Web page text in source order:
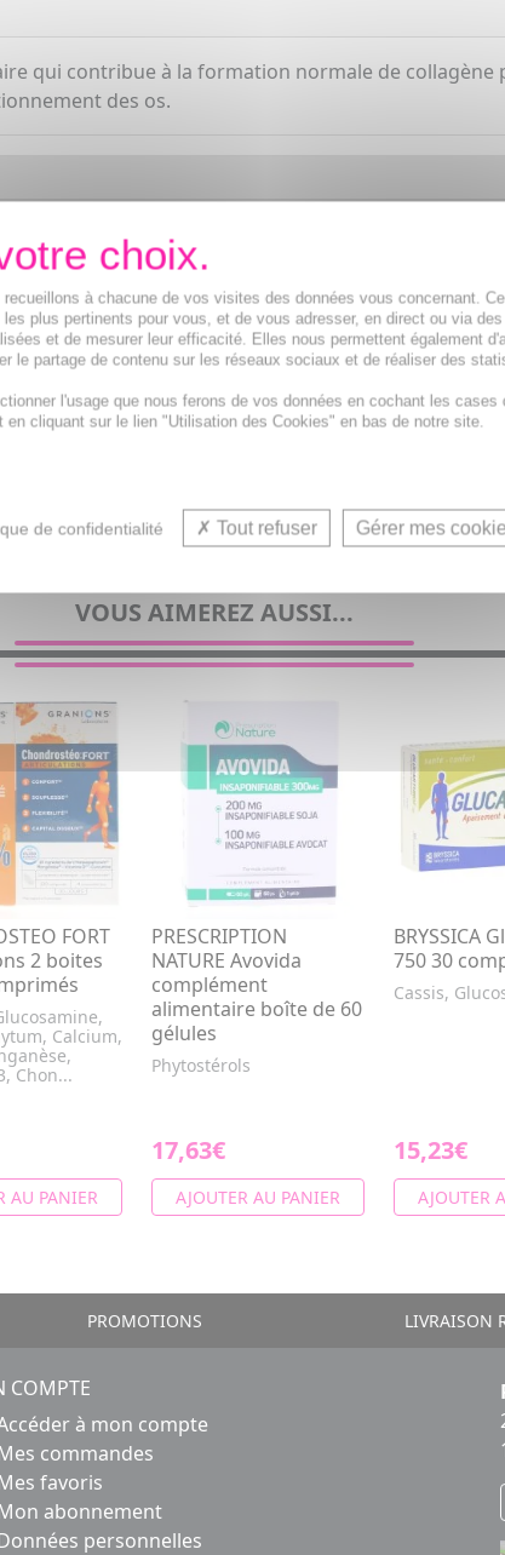
qui contribue à la formation normale de
des os.
VOUS AIMEREZ AUSSI...
FORT
2 boites
Calcium,
Chon...
AU PANIER
PRESCRIPTION
NATURE Avovida
complément
alimentaire boîte de 60
gélules
Phytostérols
17,63€
AJOUTER AU PANIER
BRYSSICA
750 30
Cassis,
15,23€
AJOUTER
PROMOTIONS LIVRAISON
COMPTE
à mon compte
commandes
favoris
abonnement
personnelles
à chacune de vos visites des données vous concernant.
plus pertinents pour vous, et de vous adresser, en direct ou via
et de mesurer leur efficacité. Elles nous permettent également
le partage de contenu sur les réseaux sociaux et de réaliser des
l'usage que nous ferons de vos données en cochant les cases
cliquant sur le lien "Utilisation des Cookies" en bas de notre site.
de confidentialité Tout refuser Gérer mes